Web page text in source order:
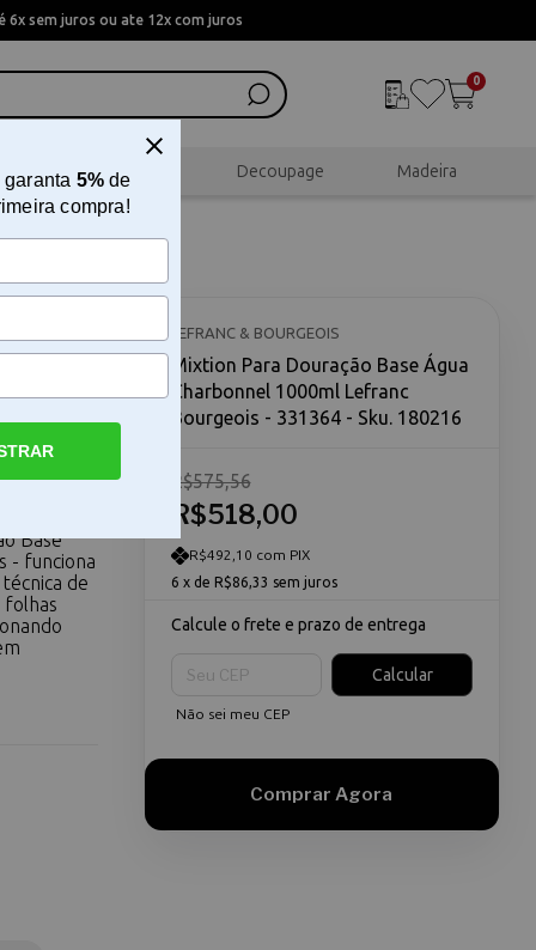
6x sem juros ou ate 12x com juros
0
Scrapbook Decoupage Madeira
-
Base
- funciona
de
folhas
LEFRANC & BOURGEOIS
Mixtion Para Douração Base Água
Charbonnel 1000ml Lefranc
Bourgeois - 331364 - Sku. 180216
R$518,00
R$575,56
R$492,10 com PIX
6 x de R$86,33 sem juros
Calcule o frete e prazo de entrega
Calcular
Não sei meu CEP
garanta 5%de
compra!